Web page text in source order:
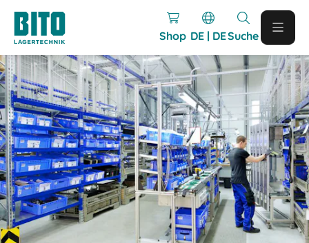
Shop DE | DESuche